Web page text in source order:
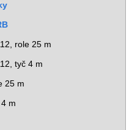
role 25 m
tyč 4 m
25 m
m